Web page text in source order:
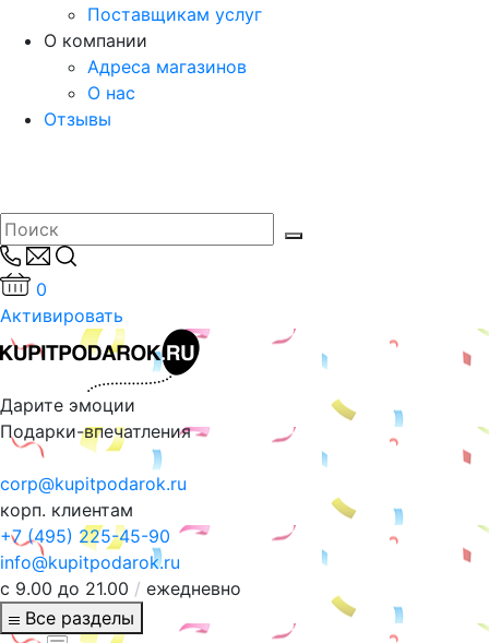
Поставщикам услуг
О компании
Адреса магазинов
О нас
Отзывы
0
Активировать
Дарите эмоции
Подарки-впечатления
corp@kupitpodarok.ru
корп. клиентам
+7 (495) 225-45-90
info@kupitpodarok.ru
с 9.00 до 21.00 / ежедневно
Все разделы